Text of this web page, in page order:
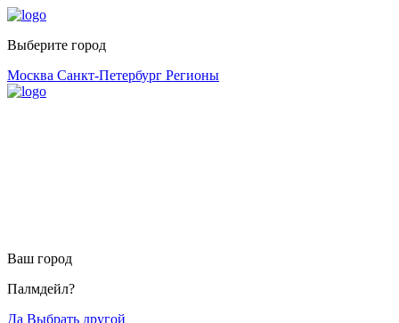
Выберите город
Москва Санкт-Петербург Регионы
Ваш город
Палмдейл?
Да Выбрать другой